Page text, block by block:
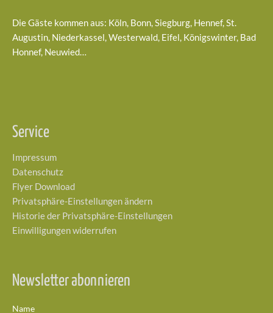
Die Gäste kommen aus: Köln, Bonn, Siegburg, Hennef, St.
Augustin, Niederkassel, Westerwald, Eifel, Königswinter, Bad
Honnef, Neuwied…
Service
Impressum
Datenschutz
Flyer Download
Privatsphäre-Einstellungen ändern
Historie der Privatsphäre-Einstellungen
Einwilligungen widerrufen
Newsletter abonnieren
Name